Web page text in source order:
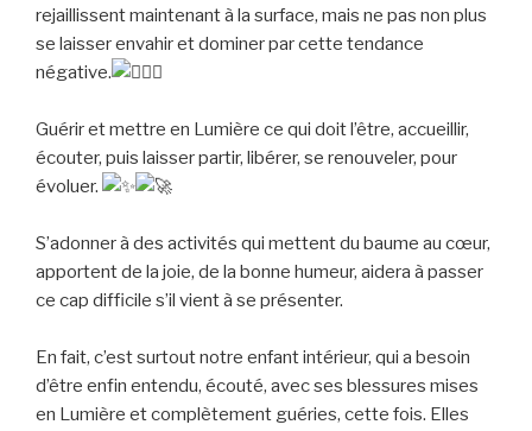
rejaillissent maintenant à la surface, mais ne pas non plus
se laisser envahir et dominer par cette tendance
négative.
Guérir et mettre en Lumière ce qui doit l’être, accueillir,
écouter, puis laisser partir, libérer, se renouveler, pour
évoluer.
S’adonner à des activités qui mettent du baume au cœur,
apportent de la joie, de la bonne humeur, aidera à passer
ce cap difficile s’il vient à se présenter.
En fait, c’est surtout notre enfant intérieur, qui a besoin
d’être enfin entendu, écouté, avec ses blessures mises
en Lumière et complètement guéries, cette fois. Elles